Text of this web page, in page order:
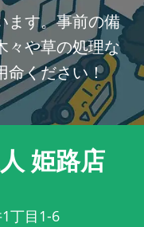
ます。事前の備
や草の処理な
命ください！
姫路店
丁目1-6